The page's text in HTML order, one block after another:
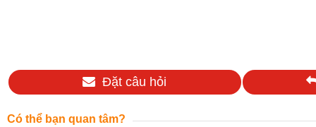
Đặt câu hỏi
Có thể bạn quan tâm?